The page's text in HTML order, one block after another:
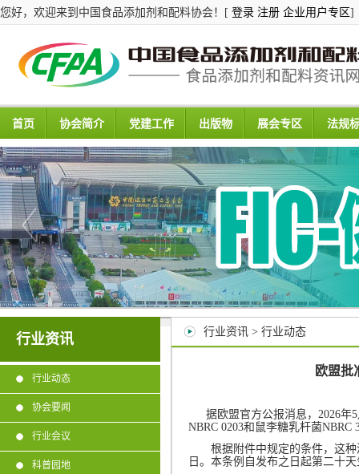
您好，欢迎来到中国食品添加剂和配料协会！[ 登录 注册 企业用户专区]
首页 协会简介 党建工作 出版物 展会专区 法规
行业资讯
行业动态
协会要闻
行业会议
科普园地
行业资讯 > 行业动态
欧盟批
据欧盟官方公报消息， 2026年5
NBRC 0203和鼠李糖乳杆菌NBRC
根据附件中规定的条件，这
日。本条例自发布之日起第二十